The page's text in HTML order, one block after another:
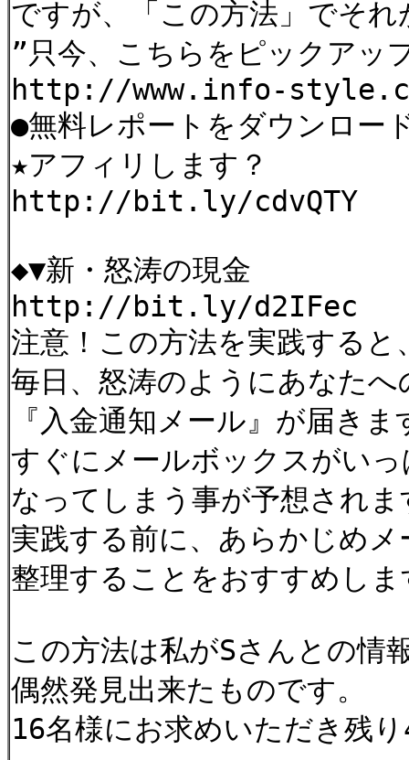
ですが、「この方法」でそ
”只今、こちらをピックア
http://www.info-
●無料レポートをダウンロー
★アフィリします？
http://bit.ly/cdvQTY
◆▼新・怒涛の現金
http://bit.ly/d2IFec
注意！この方法を実践すると
毎日、怒涛のようにあなたへ
『入金通知メール』が届きま
すぐにメールボックスがい
なってしまう事が予想されま
実践する前に、あらかじめ
整理することをおすすめしま
この方法は私がSさんとの情
偶然発見出来たものです。
16名様にお求めいただき残